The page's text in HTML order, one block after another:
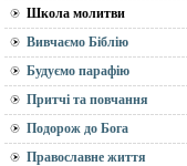
Школа молитви
Вивчаємо Біблію
Будуємо парафію
Притчі та повчання
Подорож до Бога
Православне життя